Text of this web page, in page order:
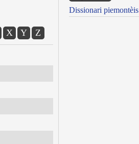
X Y Z
Dissionari piemontèis